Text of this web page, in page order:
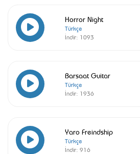
Horror Night
Türkçe
İndir: 1093
Barsaat Guitar
Türkçe
İndir: 1936
Yaro Freindship
Türkçe
İndir: 916